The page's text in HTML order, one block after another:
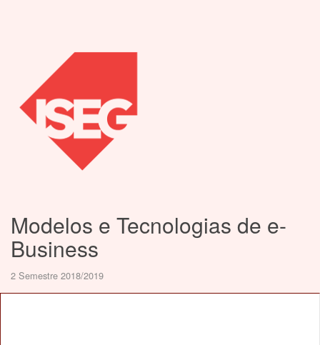
Modelos e Tecnologias de e-
Business
2 Semestre 2018/2019